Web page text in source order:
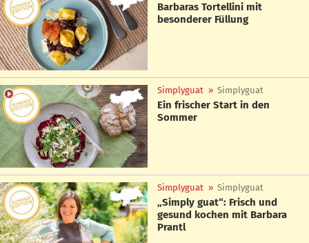
Barbaras Tortellini mit
besonderer Füllung
Simplyguat » Simplyguat
Ein frischer Start in den
Sommer
Simplyguat » Simplyguat
„Simply guat“: Frisch und
gesund kochen mit Barbara
Prantl